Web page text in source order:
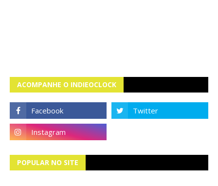
ACOMPANHE O INDIEOCLOCK
POPULAR NO SITE